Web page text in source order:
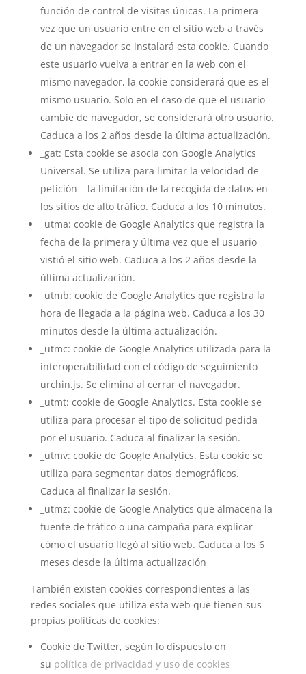
función de control de visitas únicas. La primera
vez que un usuario entre en el sitio web a través
de un navegador se instalará esta cookie. Cuando
este usuario vuelva a entrar en la web con el
mismo navegador, la cookie considerará que es el
mismo usuario. Solo en el caso de que el usuario
cambie de navegador, se considerará otro usuario.
Caduca a los 2 años desde la última actualización.
_gat: Esta cookie se asocia con Google Analytics
Universal. Se utiliza para limitar la velocidad de
petición – la limitación de la recogida de datos en
los sitios de alto tráfico. Caduca a los 10 minutos.
_utma: cookie de Google Analytics que registra la
fecha de la primera y última vez que el usuario
vistió el sitio web. Caduca a los 2 años desde la
última actualización.
_utmb: cookie de Google Analytics que registra la
hora de llegada a la página web. Caduca a los 30
minutos desde la última actualización.
_utmc: cookie de Google Analytics utilizada para la
interoperabilidad con el código de seguimiento
urchin.js. Se elimina al cerrar el navegador.
_utmt: cookie de Google Analytics. Esta cookie se
utiliza para procesar el tipo de solicitud pedida
por el usuario. Caduca al finalizar la sesión.
_utmv: cookie de Google Analytics. Esta cookie se
utiliza para segmentar datos demográficos.
Caduca al finalizar la sesión.
_utmz: cookie de Google Analytics que almacena la
fuente de tráfico o una campaña para explicar
cómo el usuario llegó al sitio web. Caduca a los 6
meses desde la última actualización
También existen cookies correspondientes a las
redes sociales que utiliza esta web que tienen sus
propias políticas de cookies:
Cookie de Twitter, según lo dispuesto en
su política de privacidad y uso de cookies